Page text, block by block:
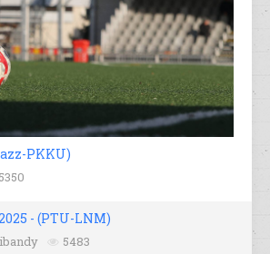
PKKU)
5350
- (PTU-LNM)
5483